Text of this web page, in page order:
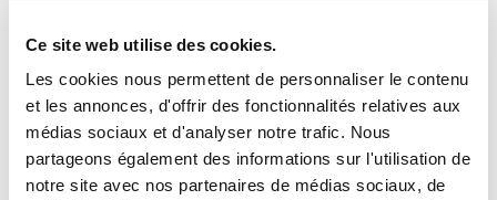
Ce site web utilise des cookies.
Les cookies nous permettent de personnaliser le contenu
et les annonces, d'offrir des fonctionnalités relatives aux
médias sociaux et d'analyser notre trafic. Nous
partageons également des informations sur l'utilisation de
notre site avec nos partenaires de médias sociaux, de